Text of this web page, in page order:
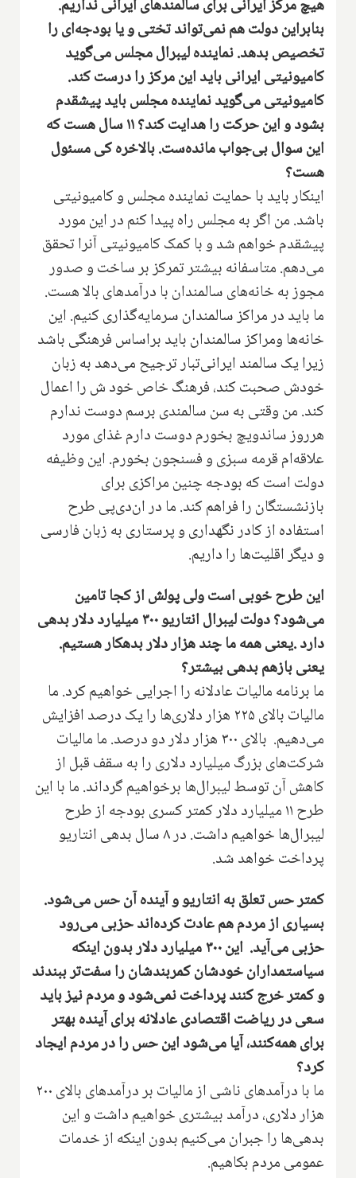
هیچ مرکز ایرانی برای سالمندهای ایرانی نداریم‌.
بنابراین دولت هم نمی‌تواند تختی و یا بودجه‌ای را
تخصیص بدهد‌. نماینده لیبرال مجلس می‌گوید
کامیونیتی ایرانی با‌ید این مرکز را درست کند‌.
کامیونیتی می‌گوید نماینده مجلس باید پیشقدم
بشود و این حرکت را هدایت کند؟ ۱۱ سال هست که
این سوال بی‌جواب مانده‌ست‌. بالاخره کی مسئول
هست؟
اینکار باید با حمایت نماینده مجلس و کامیونیتی
باشد‌. من اگر به مجلس را‌ه پیدا کنم در این مورد
پیشقدم خواهم شد و با کمک کامیونیتی آنرا تحقق
می‌دهم‌.‌ متاسفانه بیشتر تمرکز بر ساخت و صدور
مجوز به خانه‌های سالمندان با درآمدهای بالا هست‌.
ما باید در مراکز سالمندان سرمایه‌گذاری کنیم‌. این
خانه‌ها ومراکز سالمندان باید براساس فرهنگی باشد
زیرا یک سالمند ایرانی‌تبار‌ ترجیح می‌دهد‌ به زبان
خودش صحبت کند‌، فرهنگ خاص خود ش را اعمال
کند. من وقتی به سن سالمندی برسم دوست ندارم
هرروز ساندویچ بخورم دوست دارم‌ غذای مورد
علاقه‌ام قرمه سبزی و فسنجون بخورم‌. این وظیفه
دولت است که بودجه چنین مراکزی برای
بازنشستگان را فراهم کند.‌ ما در ان‌دی‌پی طرح
استفاده از کادر نگهداری و پرستاری به زبان فارسی
و دیگر اقلیت‌ها را داریم‌.
این طرح خوبی‌ است ولی پولش از کجا تامین
می‌شود‌؟‌ دولت لیبرال انتاریو ۳۰۰ میلیارد دلار بدهی
دارد .یعنی همه ما چند هزار دلار بدهکار هستیم‌.
یعنی بازهم بدهی بیشتر؟
ما برنامه مالیات عادلانه را اجرایی خواهیم کرد‌.‌ ما
مالیات بالای ۲۲۵ هزار دلاری‌ها را یک درصد افزایش
می‌دهیم‌. بالای ۳۰۰ هزار دلار دو درصد‌. ما مالیات
شرکت‌های بزرگ میلیارد دلاری را به سقف قبل از
کاهش آن توسط لیبرال‌ها برخواهیم گرداند.‌ ما با این
طرح ۱۱ میلیارد دلار کمتر کسری بودجه از طرح
لیبرال‌ها خواهیم داشت‌. ‌در ۸ سال بدهی انتاریو
پرداخت خواهد شد‌.
کمتر حس تعلق به انتاریو و آینده آن حس می‌شود‌.
بسیاری از مردم هم عادت کرده‌اند حزبی می‌رود
حزبی می‌آید‌. این ۳۰۰ میلیارد دلار‌ بدون اینکه
سیاستمداران خودشان کمربندشان را سفت‌تر ببندند
و کمتر خرج کنند پرداخت نمی‌شود و مردم نیز باید
سعی در ریاضت اقتصادی عادلانه برای آینده بهتر
برای همه‌کنند، آیا می‌شود این حس را در مردم ایجا‌د
کرد‌؟
ما با درآمد‌های ناشی از مالیات بر درآمد‌های بالای ۲۰۰
هزار دلاری، درآمد بیشتری خواهیم داشت و این
بدهی‌ها را جبران می‌کنیم بدون اینکه از خدمات‌
عمومی مردم بکاهیم‌.